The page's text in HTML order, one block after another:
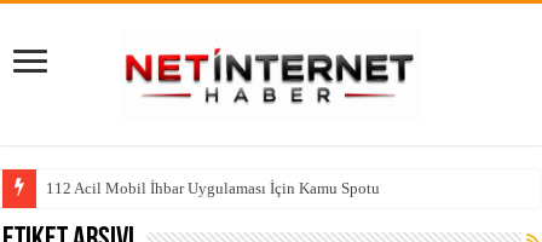
112 Acil Mobil İhbar Uygulaması İçin Kamu Spotu